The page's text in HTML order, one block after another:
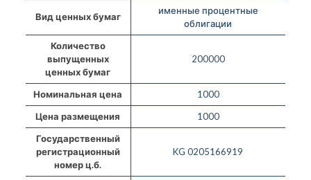
Вид ценных бумаг
именные процентные
облигации
Количество
выпущенных
ценных бумаг
200000
Номинальная цена
1000
Цена размещения
1000
Государственный
регистрационный
номер ц.б.
KG 0205166919